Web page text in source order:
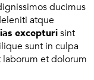
ducimus
atque
excepturisint
sunt in culpa
et dolorum